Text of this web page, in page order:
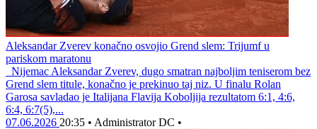
Aleksandar Zverev konačno osvojio Grend slem: Trijumf u
pariskom maratonu
Nijemac Aleksandar Zverev, dugo smatran najboljim teniserom bez
Grend slem titule, konačno je prekinuo taj niz. U finalu Rolan
Garosa savladao je Italijana Flavija Koboljija rezultatom 6:1, 4:6,
6:4, 6:7(5),...
07.06.2026 20:35 • Administrator DC •